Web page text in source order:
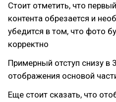
Стоит отметить, что
контента обрезается и
убедится в том, что фото
корректно
Примерный отступ снизу в
отображения основой
Еще стоит сказать, что